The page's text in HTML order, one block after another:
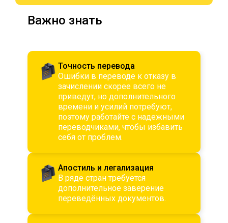
Важно знать
Точность перевода
Ошибки в переводе к отказу в
зачислении скорее всего не
приведут, но дополнительного
времени и усилий потребуют,
поэтому работайте с надежными
переводчиками, чтобы избавить
себя от проблем.
Апостиль и легализация
В ряде стран требуется
дополнительное заверение
переведённых документов.